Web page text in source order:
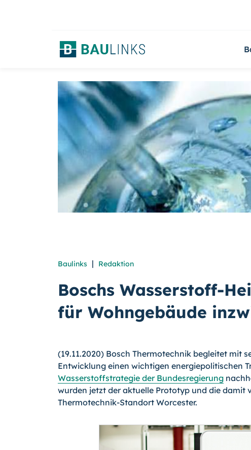
Baulinks | Redaktion
Boschs Wasserstoff-
für Wohngebäude
(19.11.2020) Bosch Thermotechnik begleitet mit
Entwicklung einen wichtigen energiepolitischen
Wasserstoffstrategie der Bundesregierung
wurden jetzt der aktuelle Prototyp und die damit
Thermotechnik-Standort Worcester.